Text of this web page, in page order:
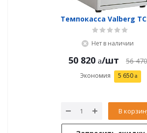
Темпокасса Valberg
Нет в наличии
50 820 /шт 56 470
Экономия 5 650
В